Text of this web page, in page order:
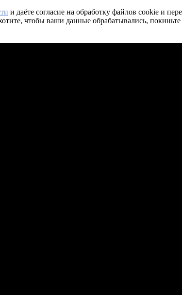
и даёте согласие на обработку файлов cookie и
чтобы ваши данные обрабатывались, покиньте